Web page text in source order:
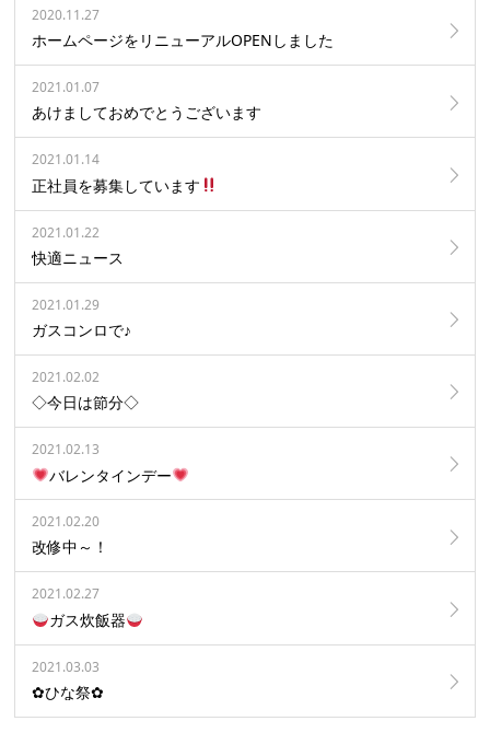
2020.11.27
ホームページをリニューアルOPENしました
2021.01.07
あけましておめでとうございます
2021.01.14
正社員を募集しています
2021.01.22
快適ニュース
2021.01.29
ガスコンロで♪
2021.02.02
◇今日は節分◇
2021.02.13
バレンタインデー
2021.02.20
改修中～！
2021.02.27
ガス炊飯器
2021.03.03
✿ひな祭✿